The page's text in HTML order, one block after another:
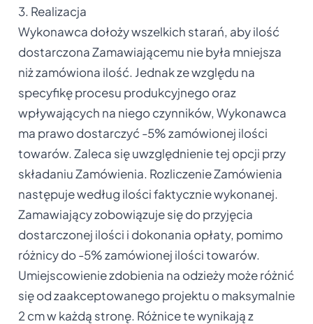
3. Realizacja
Wykonawca dołoży wszelkich starań, aby ilość
dostarczona Zamawiającemu nie była mniejsza
niż zamówiona ilość. Jednak ze względu na
specyfikę procesu produkcyjnego oraz
wpływających na niego czynników, Wykonawca
ma prawo dostarczyć -5% zamówionej ilości
towarów. Zaleca się uwzględnienie tej opcji przy
składaniu Zamówienia. Rozliczenie Zamówienia
następuje według ilości faktycznie wykonanej.
Zamawiający zobowiązuje się do przyjęcia
dostarczonej ilości i dokonania opłaty, pomimo
różnicy do -5% zamówionej ilości towarów.
Umiejscowienie zdobienia na odzieży może różnić
się od zaakceptowanego projektu o maksymalnie
2 cm w każdą stronę. Różnice te wynikają z